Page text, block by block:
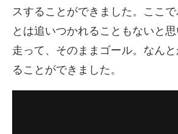
スすることができました。ここ
とは追いつかれることもないと
走って、そのままゴール。なんと
ることができました。